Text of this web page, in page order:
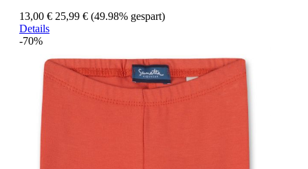
13,00 € 25,99 € (49.98% gespart)
Details
-70%